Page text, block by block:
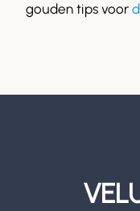
gouden tips voor